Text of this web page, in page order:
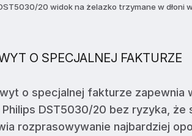
O SPECJALNEJ FAKTURZE
o specjalnej fakturze zapewnia
DST5030/20 bez ryzyka, że
rozprasowywanie najbardziej